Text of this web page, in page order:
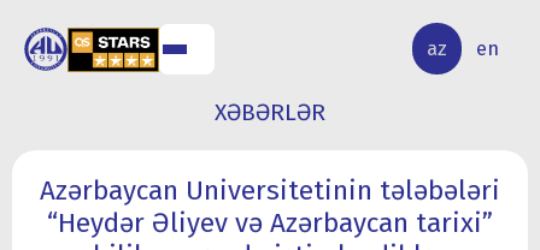
az en
ELMİ
TƏDQİQAT
XƏBƏRLƏR
Azərbaycan Universitetinin tələbələri
“Heydər Əliyev və Azərbaycan tarixi”